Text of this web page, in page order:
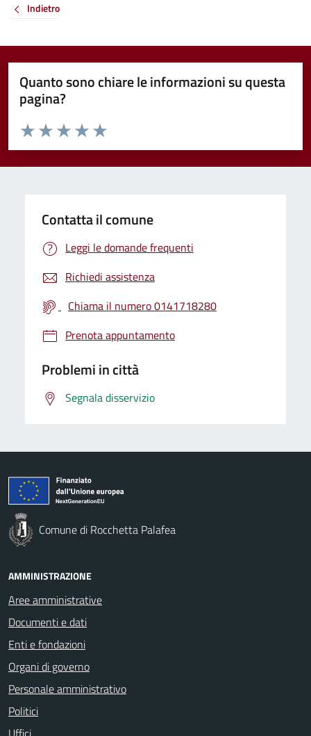
Indietro
Quanto sono chiare le informazioni su questa
pagina?
Valuta da 1 a 5 stelle la pagina
Valuta 5 stelle su 5
Valuta 4 stelle su 5
Valuta 3 stelle su 5
Valuta 2 stelle su 5
Valuta 1 stelle su 5
Contatta il comune
Leggi le domande frequenti
Richiedi assistenza
Chiama il numero 0141718280
Prenota appuntamento
Problemi in città
Segnala disservizio
Comune di Rocchetta Palafea
AMMINISTRAZIONE
Aree amministrative
Documenti e dati
Enti e fondazioni
Organi di governo
Personale amministrativo
Politici